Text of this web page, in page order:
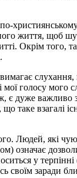
життя, щоб
Окрім того,
слухання,
голосу мого
є дуже важливо
таке взагалі
Людей, які
означає
у
своїм заради